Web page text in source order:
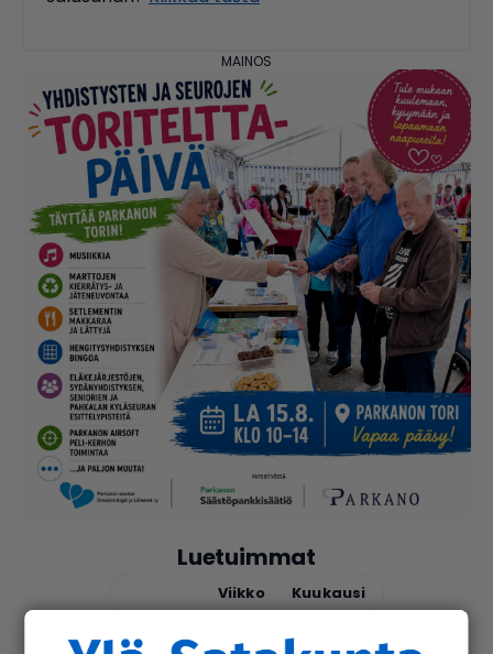
Luetuimmat
Viikko Kuukausi
uutinen8.8.2026 2.55